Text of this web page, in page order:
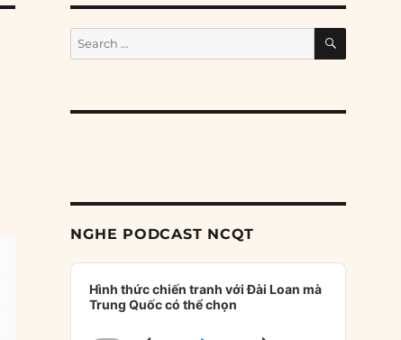
Search
for:
SEARCH
NGHE PODCAST NCQT
Audio
Player
Hình thức chiến tranh với Đài Loan mà
Trung Quốc có thể chọn